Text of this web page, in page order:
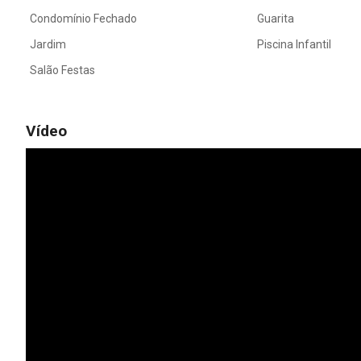
Condomínio Fechado Guarita
Jardim
Piscina Infantil
Salão Festas
Vídeo